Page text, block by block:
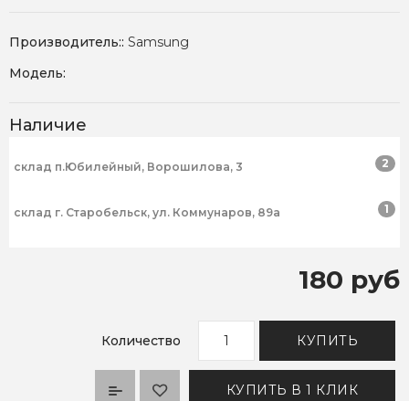
Производитель:: Samsung
Модель:
Наличие
склад п.Юбилейный, Ворошилова, 3 2
склад г. Старобельск, ул. Коммунаров, 89а 1
180 руб
Количество КУПИТЬ
КУПИТЬ В 1 КЛИК